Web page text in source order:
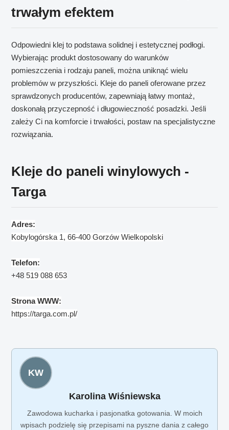
trwałym efektem
Odpowiedni klej to podstawa solidnej i estetycznej podłogi.
Wybierając produkt dostosowany do warunków
pomieszczenia i rodzaju paneli, można uniknąć wielu
problemów w przyszłości. Kleje do paneli oferowane przez
sprawdzonych producentów, zapewniają łatwy montaż,
doskonałą przyczepność i długowieczność posadzki. Jeśli
zależy Ci na komforcie i trwałości, postaw na specjalistyczne
rozwiązania.
Kleje do paneli winylowych -
Targa
Adres:
Kobylogórska 1, 66-400 Gorzów Wielkopolski
Telefon:
+48519 088 653
Strona WWW:
https://targa.com.pl/
KW
Karolina Wiśniewska
Zawodowa kucharka i pasjonatka gotowania. W moich
wpisach podzielę się przepisami na pyszne dania z całego